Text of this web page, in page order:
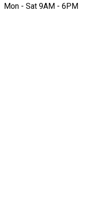
Mon - Sat 9AM - 6PM